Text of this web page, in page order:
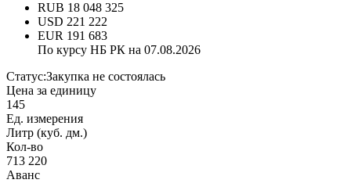
RUB 18 048 325
USD 221 222
EUR 191 683
По курсу НБ РК на 07.08.2026
Статус:Закупка не состоялась
Цена за единицу
145
Ед. измерения
Литр (куб. дм.)
Кол-во
713 220
Аванс